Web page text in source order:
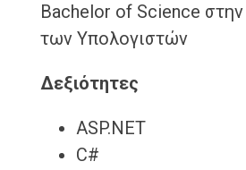
Bachelor of Science
των Υπολογιστών
Δεξιότητες
ASP.NET
C#